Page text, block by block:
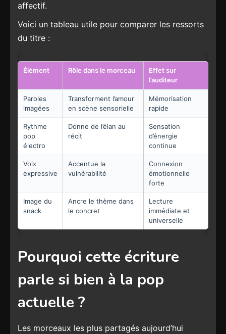
affectif.
Voici un tableau utile pour comparer les ressorts
du titre :
Élément Rôle dans le morceau
Effet sur
l’auditeur
Paroles
imagées
Transforment l’amour
en scène sensorielle
Mémorisation
rapide
Rythme
pop
électro
Donne de l’élan au
récit
Sensation
d’énergie
continue
Voix
expressive
Accentue la
vulnérabilité
Connexion
émotionnelle
forte
Image du
snack
Ancre le thème dans
le concret
Lecture
immédiate et
universelle
Pourquoi cette écriture
parle si bien à la pop
actuelle ?
Les morceaux les plus partagés aujourd’hui